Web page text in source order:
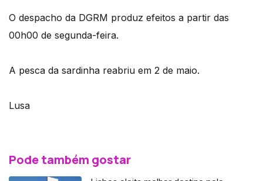
O despacho da DGRM produz efeitos a partir das
00h00 de segunda-feira.
A pesca da sardinha reabriu em 2 de maio.
Lusa
Pode também gostar